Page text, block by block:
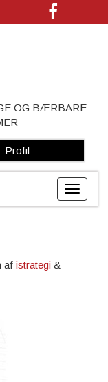
OG BÆRBARE
Profil
af istrategi &